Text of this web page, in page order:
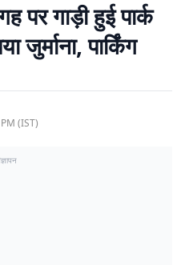
पर गाड़ी हुई पार्क
जुर्माना, पार्किंग
(IST)